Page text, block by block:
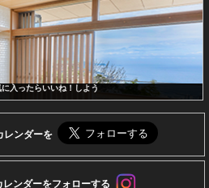
入ったらいいね！しよう
レンダーを
ンダーをフォローする